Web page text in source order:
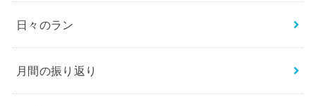
日々のラン
月間の振り返り